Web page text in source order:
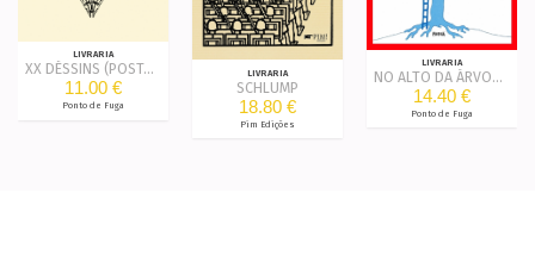
LIVRARIA
XX DÉSSINS (POSTAIS)
11.00 €
Ponto de Fuga
LIVRARIA
SCHLUMP
18.80 €
Pim Edições
LIVRARIA
NO ALTO DA ÁRVORE / UP IN THE TREE
14.40 €
Ponto de Fuga